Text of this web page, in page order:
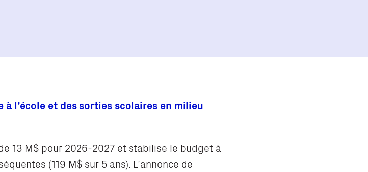
à l’école et des sorties scolaires en milieu
13 M$ pour 2026-2027 et stabilise le budget à
(119 M$ sur 5 ans). L’annonce de